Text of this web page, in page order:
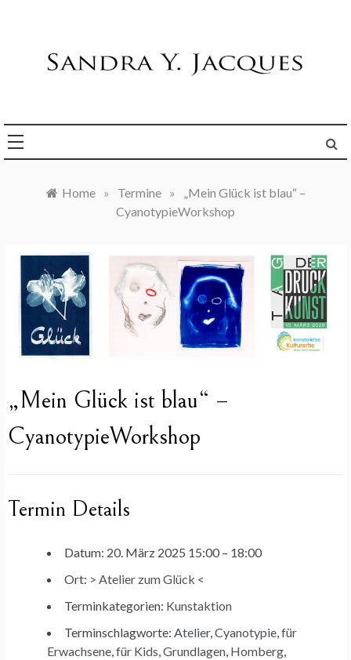
Home » Termine »
„Mein Glück ist blau“ –
CyanotypieWorkshop
„Mein Glück ist blau“ –
CyanotypieWorkshop
Termin Details
Datum: 20. März 2025 15:00 – 18:00
Ort: > Atelier zum Glück <
Terminkategorien: Kunstaktion
Terminschlagworte: Atelier,Cyanotypie,für
Erwachsene,für Kids,Grundlagen, Homberg,